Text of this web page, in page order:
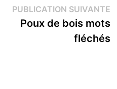
PUBLICATION SUIVANTE
Poux de bois mots
fléchés